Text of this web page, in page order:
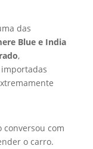
das
Blue e India
,
conversou com
o carro.